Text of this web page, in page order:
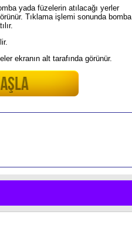
yada füzelerin atılacağı yerler
Tıklama işlemi sonunda bomba
ekranın alt tarafında görünür.